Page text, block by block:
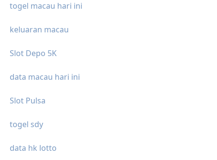
togel macau hari ini
keluaran macau
Slot Depo 5K
data macau hari ini
Slot Pulsa
togel sdy
data hk lotto